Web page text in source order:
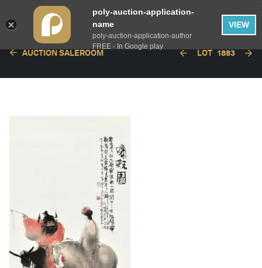
AUCTION SALEROOM LOT 1883
poly-auction-application-
name
poly-auction-application-author
FREE - In Google play
VIEW